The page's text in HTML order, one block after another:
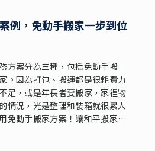
例，免動手搬家一步到位
方案分為三種，包括免動手搬
。因為打包、搬運都是很耗費力
足，或是年長者要搬家，家裡物
情況，光是整理和裝箱就很累人
免動手搬家方案！讓和平搬家公
鬆解決。